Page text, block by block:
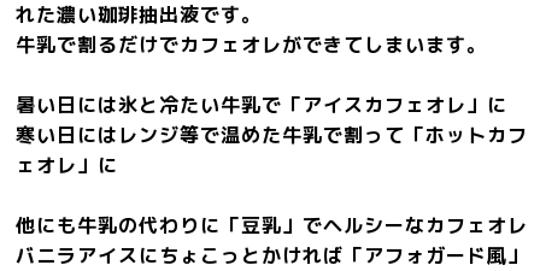
れた濃い珈琲抽出液です。
牛乳で割るだけでカフェオレができてしまいます。
暑い日には氷と冷たい牛乳で「アイスカフェオレ」に
寒い日にはレンジ等で温めた牛乳で割って「ホットカフ
ェオレ」に
他にも牛乳の代わりに「豆乳」でヘルシーなカフェオレ
バニラアイスにちょこっとかければ「アフォガード風」